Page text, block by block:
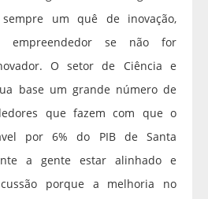
um quê de inovação,
empreendedor se não for
O setor de Ciência e
base um grande número de
que fazem com que o
por 6% do PIB de Santa
a gente estar alinhado e
porque a melhoria no